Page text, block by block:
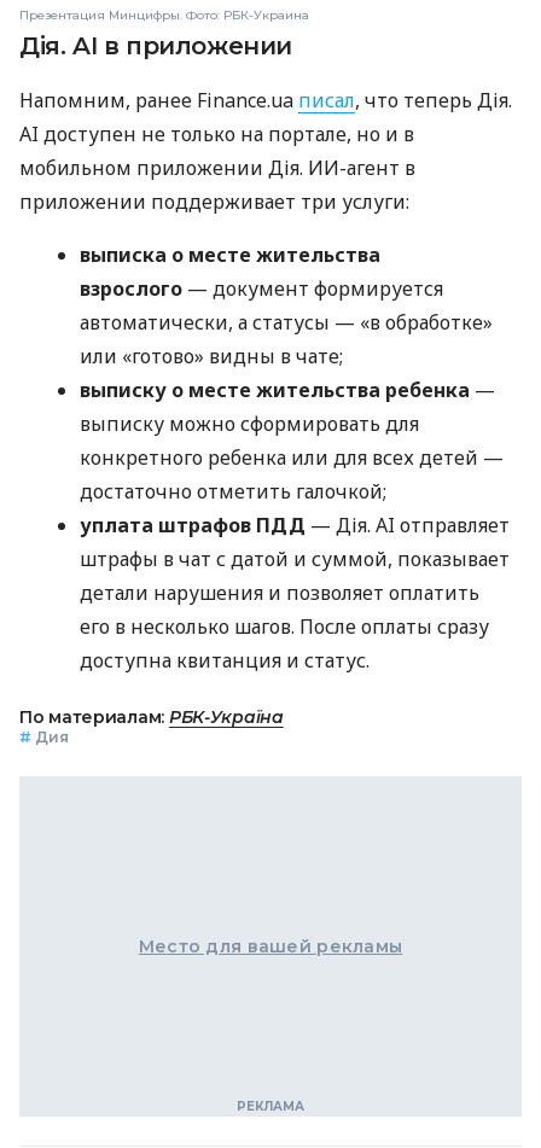
Презентация Минцифры. Фото: РБК-Украина
Дія. AI в приложении
Напомним, ранее Finance.ua писал, что теперь Дія.
AI доступен не только на портале, но и в
мобильном приложении Дія. ИИ-агент в
приложении поддерживает три услуги:
выписка о месте жительства
взрослого — документ формируется
автоматически, а статусы — «в обработке»
или «готово» видны в чате;
выписку о месте жительства ребенка —
выписку можно сформировать для
конкретного ребенка или для всех детей —
достаточно отметить галочкой;
уплата штрафов ПДД — Дія. AI отправляет
штрафы в чат с датой и суммой, показывает
детали нарушения и позволяет оплатить
его в несколько шагов. После оплаты сразу
доступна квитанция и статус.
По материалам: РБК-Україна
# Дия
Место для вашей рекламы